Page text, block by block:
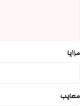
مزایا
معایب